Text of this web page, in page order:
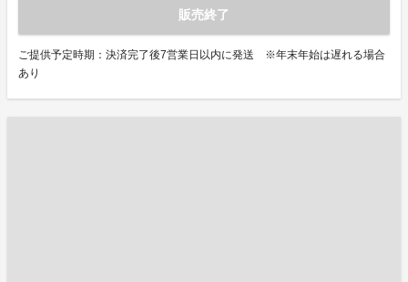
販売終了
ご提供予定時期：決済完了後7営業日以内に発送 ※年末年始は遅れる場合
あり